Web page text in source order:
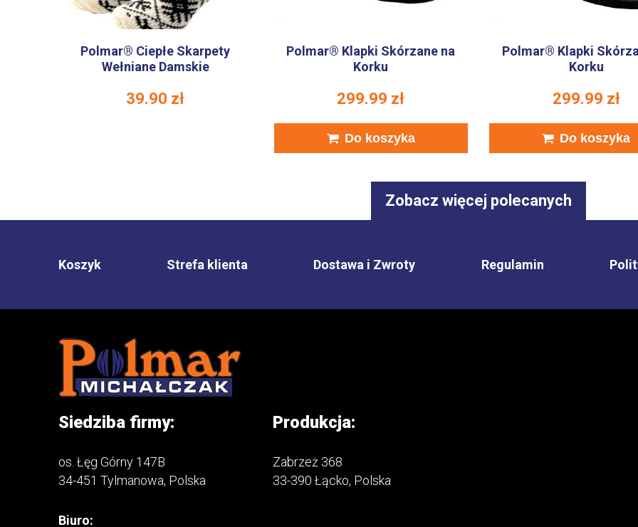
Polmar® Ciepłe Skarpety
Wełniane Damskie
39.90 zł
Polmar® Klapki Skórzane na
Korku
299.99 zł
Do koszyka
Polmar® Klapki
Korku
299.99 zł
Do koszyka
Zobacz więcej polecanych
Koszyk Strefa klienta Dostawa i Zwroty Regulamin
Siedziba firmy:
os. Łęg Górny 147B
34-451 Tylmanowa, Polska
Produkcja:
Zabrzeż 368
33-390 Łącko, Polska
Biuro: